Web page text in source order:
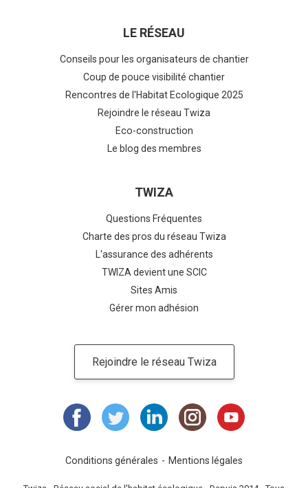
LE RÉSEAU
Conseils pour les organisateurs de chantier
Coup de pouce visibilité chantier
Rencontres de l'Habitat Ecologique 2025
Rejoindre le réseau Twiza
Eco-construction
Le blog des membres
TWIZA
Questions Fréquentes
Charte des pros du réseau Twiza
L'assurance des adhérents
TWIZA devient une SCIC
Sites Amis
Gérer mon adhésion
Rejoindre le réseau Twiza
Conditions générales Mentions légales